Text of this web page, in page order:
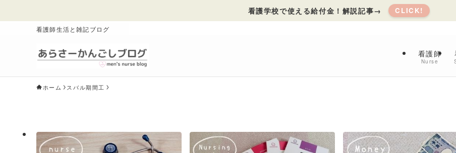
看護学校で使える給付金！解説記事→ CLICK!
看護師生活と雑記ブログ
看護師
Nurse
ホーム スバル期間工